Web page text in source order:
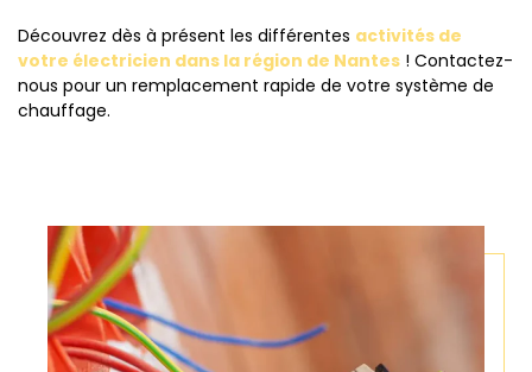
Découvrez dès à présent les différentes activités de
votre électricien dans la région de Nantes ! Contactez-
nous pour un remplacement rapide de votre système de
chauffage.